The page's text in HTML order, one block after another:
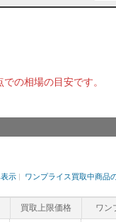
の相場の目安です。
示 ワンプライス買取中商品
買取上限価格 ワン